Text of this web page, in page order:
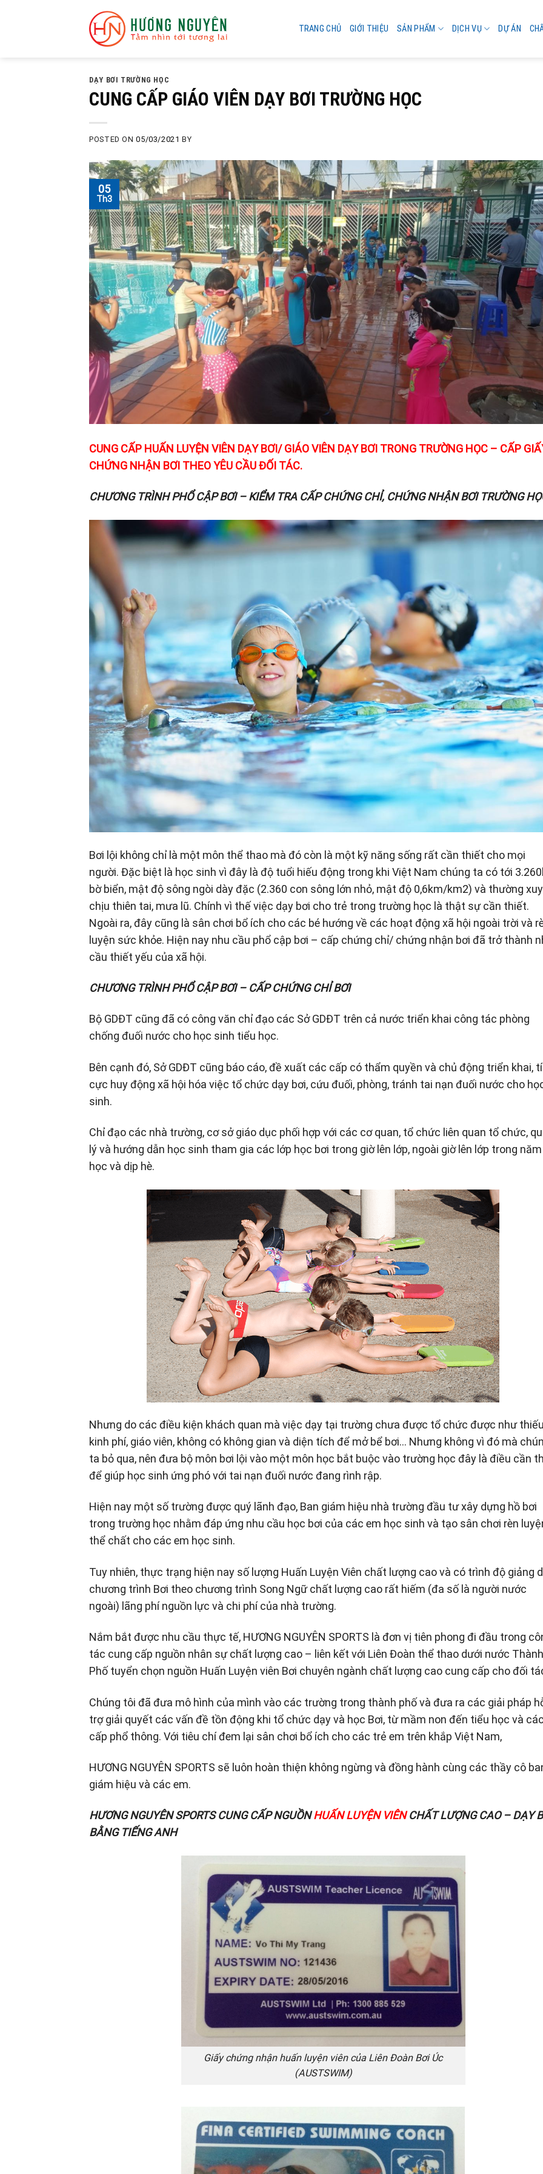
TRANG CHỦ GIỚI THIỆU SẢN PHẨM DỊCH VỤ DỰ ÁN
DẠY BƠI TRƯỜNG HỌC
CUNG CẤP GIÁO VIÊN DẠY BƠI TRƯỜNG HỌC
POSTED ON05/03/2021 BY
05
Th3
CUNG CẤP HUẤN LUYỆN VIÊN DẠY BƠI/ GIÁO VIÊN DẠY BƠI TRONG TRƯỜNG HỌC – CẤP
CHỨNG NHẬN BƠI THEO YÊU CẦU ĐỐI TÁC.
CHƯƠNG TRÌNH PHỔ CẬP BƠI – KIỂM TRA CẤP CHỨNG CHỈ, CHỨNG NHẬN BƠI TRƯỜNG
Bơi lội không chỉ là một môn thể thao mà đó còn là một kỹ năng sống rất cần thiết cho mọi
người. Đặc biệt là học sinh vì đây là độ tuổi hiếu động trong khi Việt Nam chúng ta có tới
bờ biển, mật độ sông ngòi dày đặc (2.360 con sông lớn nhỏ, mật độ 0,6km/km2) và thường
chịu thiên tai, mưa lũ. Chính vì thế việc dạy bơi cho trẻ trong trường học là thật sự cần thiết.
Ngoài ra, đây cũng là sân chơi bổ ích cho các bé hướng về các hoạt động xã hội ngoài trời và
luyện sức khỏe. Hiện nay nhu cầu phổ cập bơi – cấp chứng chỉ/ chứng nhận bơi đã trở thành
cầu thiết yếu của xã hội.
CHƯƠNG TRÌNH PHỔ CẬP BƠI – CẤP CHỨNG CHỈ BƠI
Bộ GDĐT cũng đã có công văn chỉ đạo các Sở GDĐT trên cả nước triển khai công tác phòng
chống đuối nước cho học sinh tiểu học.
Bên cạnh đó, Sở GDĐT cũng báo cáo, đề xuất các cấp có thẩm quyền và chủ động triển khai,
cực huy động xã hội hóa việc tổ chức dạy bơi, cứu đuối, phòng, tránh tai nạn đuối nước cho
sinh.
Chỉ đạo các nhà trường, cơ sở giáo dục phối hợp với các cơ quan, tổ chức liên quan tổ chức,
lý và hướng dẫn học sinh tham gia các lớp học bơi trong giờ lên lớp, ngoài giờ lên lớp trong năm
học và dịp hè.
Nhưng do các điều kiện khách quan mà việc dạy tại trường chưa được tổ chức được như
kinh phí, giáo viên, không có không gian và diện tích để mở bể bơi… Nhưng không vì đó mà
ta bỏ qua, nên đưa bộ môn bơi lội vào một môn học bắt buộc vào trường học đây là điều cần
để giúp học sinh ứng phó với tai nạn đuối nước đang rình rập.
Hiện nay một số trường được quý lãnh đạo, Ban giám hiệu nhà trường đầu tư xây dựng hồ bơi
trong trường học nhằm đáp ứng nhu cầu học bơi của các em học sinh và tạo sân chơi rèn
thể chất cho các em học sinh.
Tuy nhiên, thực trạng hiện nay số lượng Huấn Luyện Viên chất lượng cao và có trình độ giảng
chương trình Bơi theo chương trình Song Ngữ chất lượng cao rất hiếm (đa số là người nước
ngoài) lãng phí nguồn lực và chi phí của nhà trường.
Nắm bắt được nhu cầu thực tế, HƯƠNG NGUYÊN SPORTS là đơn vị tiên phong đi đầu trong
tác cung cấp nguồn nhân sự chất lượng cao – liên kết với Liên Đoàn thể thao dưới nước Thành
Phố tuyển chọn nguồn Huấn Luyện viên Bơi chuyên ngành chất lượng cao cung cấp cho đối
Chúng tôi đã đưa mô hình của mình vào các trường trong thành phố và đưa ra các giải pháp
trợ giải quyết các vấn đề tồn động khi tổ chức dạy và học Bơi, từ mầm non đến tiểu học và
cấp phổ thông. Với tiêu chí đem lại sân chơi bổ ích cho các trẻ em trên khắp Việt Nam,
HƯƠNG NGUYÊN SPORTS sẽ luôn hoàn thiện không ngừng và đồng hành cùng các thầy cô
giám hiệu và các em.
HƯƠNG NGUYÊN SPORTS CUNG CẤP NGUỒNHUẤN LUYỆN VIÊNCHẤT LƯỢNG CAO – DẠY
BẰNG TIẾNG ANH
Giấy chứng nhận huấn luyện viên của Liên Đoàn Bơi Úc
(AUSTSWIM)